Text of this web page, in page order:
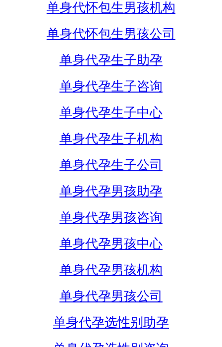
单身代怀包生男孩机构
单身代怀包生男孩公司
单身代孕生子助孕
单身代孕生子咨询
单身代孕生子中心
单身代孕生子机构
单身代孕生子公司
单身代孕男孩助孕
单身代孕男孩咨询
单身代孕男孩中心
单身代孕男孩机构
单身代孕男孩公司
单身代孕选性别助孕